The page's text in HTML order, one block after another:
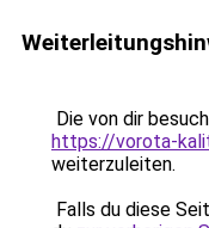
Die von dir
https://vorota-
weiterzuleiten.
Falls du diese